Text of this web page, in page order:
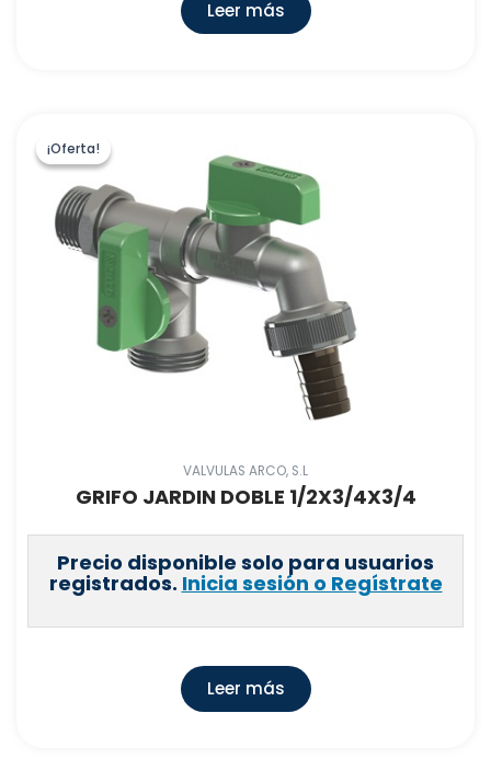
Leer más
¡Oferta!
¡Oferta!
VALVULAS ARCO, S.L
GRIFO JARDIN DOBLE 1/2X3/4X3/4
Precio disponible solo para usuarios
registrados. Inicia sesión o Regístrate
Leer más